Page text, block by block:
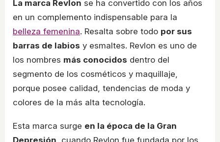
La marca Revlon se ha convertido con los años
en un complemento indispensable para la
belleza femenina. Resalta sobre todo por sus
barras de labios y esmaltes. Revlon es uno de
los nombres más conocidos dentro del
segmento de los cosméticos y maquillaje,
porque posee calidad, tendencias de moda y
colores de la más alta tecnología.
Esta marca surge en la época de la Gran
Depresión, cuando Revlon fue fundada por los